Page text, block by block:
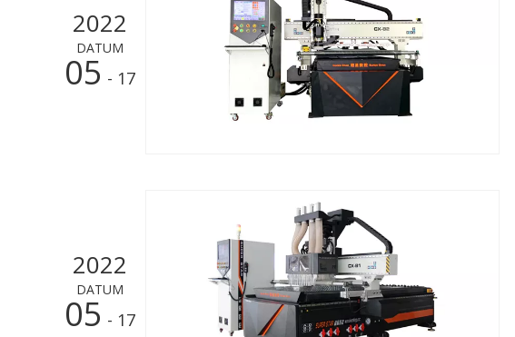
2022
DATUM
05 - 17
2022
DATUM
05 - 17